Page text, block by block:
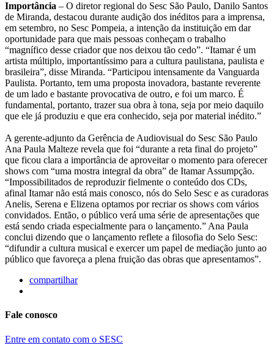
Importância – O diretor regional do Sesc São Paulo, Danilo Santos
de Miranda, destacou durante audição dos inéditos para a imprensa,
em setembro, no Sesc Pompeia, a intenção da instituição em dar
oportunidade para que mais pessoas conheçam o trabalho
“magnífico desse criador que nos deixou tão cedo”. “Itamar é um
artista múltiplo, importantíssimo para a cultura paulistana, paulista e
brasileira”, disse Miranda. “Participou intensamente da Vanguarda
Paulista. Portanto, tem uma proposta inovadora, bastante reverente
de um lado e bastante provocativa de outro, e foi um marco. É
fundamental, portanto, trazer sua obra à tona, seja por meio daquilo
que ele já produziu e que era conhecido, seja por material inédito.”
A gerente-adjunto da Gerência de Audiovisual do Sesc São Paulo
Ana Paula Malteze revela que foi “durante a reta final do projeto”
que ficou clara a importância de aproveitar o momento para oferecer
shows com “uma mostra integral da obra” de Itamar Assumpção.
“Impossibilitados de reproduzir fielmente o conteúdo dos CDs,
afinal Itamar não está mais conosco, nós do Selo Sesc e as curadoras
Anelis, Serena e Elizena optamos por recriar os shows com vários
convidados. Então, o público verá uma série de apresentações que
está sendo criada especialmente para o lançamento.” Ana Paula
conclui dizendo que o lançamento reflete a filosofia do Selo Sesc:
“difundir a cultura musical e exercer um papel de mediação junto ao
público que favoreça a plena fruição das obras que apresentamos”.
compartilhar
Fale conosco
Entre em contato com o SESC